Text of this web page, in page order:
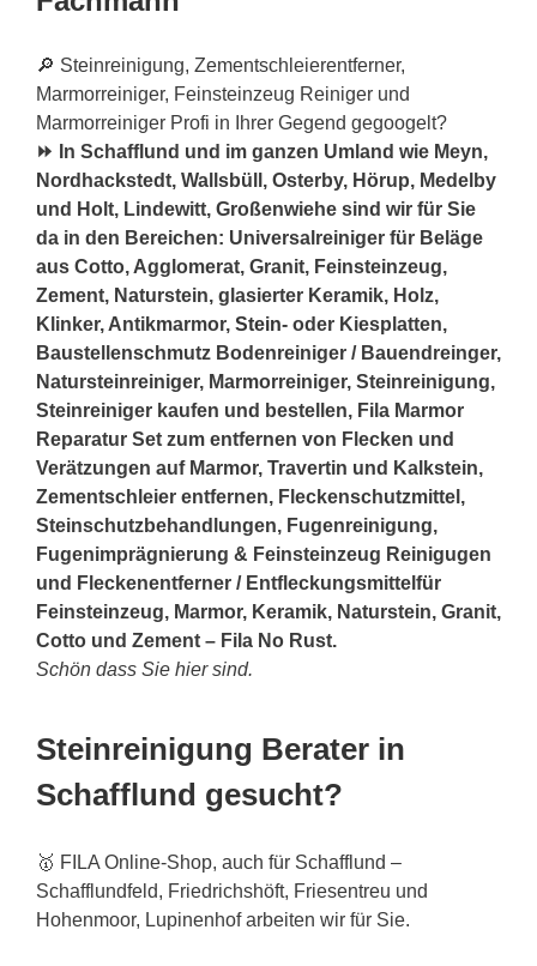
🔎 Steinreinigung, Zementschleierentferner,
Marmorreiniger, Feinsteinzeug Reiniger und
Marmorreiniger Profi in Ihrer Gegend gegoogelt?
⏩ In Schafflund und im ganzen Umland wie Meyn,
Nordhackstedt, Wallsbüll, Osterby, Hörup, Medelby
und Holt, Lindewitt, Großenwiehe sind wir für Sie
da in den Bereichen: Universalreiniger für Beläge
aus Cotto, Agglomerat, Granit, Feinsteinzeug,
Zement, Naturstein, glasierter Keramik, Holz,
Klinker, Antikmarmor, Stein- oder Kiesplatten,
Baustellenschmutz Bodenreiniger / Bauendreinger,
Natursteinreiniger, Marmorreiniger, Steinreinigung,
Steinreiniger kaufen und bestellen, Fila Marmor
Reparatur Set zum entfernen von Flecken und
Verätzungen auf Marmor, Travertin und Kalkstein,
Zementschleier entfernen, Fleckenschutzmittel,
Steinschutzbehandlungen, Fugenreinigung,
Fugenimprägnierung & Feinsteinzeug Reinigugen
und Fleckenentferner / Entfleckungsmittelfür
Feinsteinzeug, Marmor, Keramik, Naturstein, Granit,
Cotto und Zement – Fila No Rust.
Schön dass Sie hier sind.
Steinreinigung Berater in
Schafflund gesucht?
🥇 FILA Online-Shop, auch für Schafflund –
Schafflundfeld, Friedrichshöft, Friesentreu und
Hohenmoor, Lupinenhof arbeiten wir für Sie.